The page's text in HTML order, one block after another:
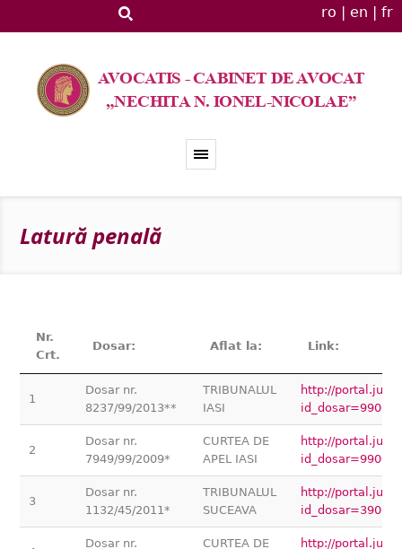
ro | en | fr
Latură penală
Nr.
Crt.
Dosar: Aflat la: Link:
1
Dosar nr.
8237/99/2013**
TRIBUNALUL
IASI
http://
2
Dosar nr.
7949/99/2009*
CURTEA DE
APEL IASI
http://
3
Dosar nr.
1132/45/2011*
TRIBUNALUL
SUCEAVA
http://
Dosar nr.
CURTEA DE
http://